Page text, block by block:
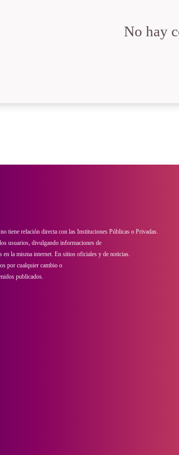
No hay
tiene relación directa con las Instituciones Públicas o Privadas.
usuarios, divulgando informaciones de
en la misma internet. En sitios oficiales y de noticias.
por cualquier cambio o
publicados.